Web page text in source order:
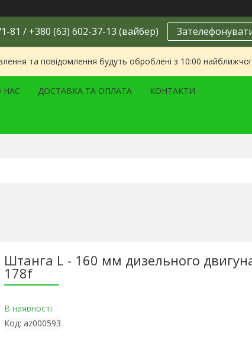
81 / +380 (63) 602-37-13 (вайбер)
та повідомлення будуть оброблені з 10:00
НАС ДОСТАВКА ТА ОПЛАТА КОНТАКТИ
Штанга L - 160 мм дизельного
178f
В наявності
Код: az000593